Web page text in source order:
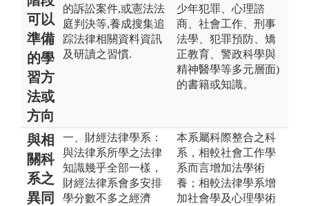
可以
準備
的學
習方
法或
方向
的訴訟案件,或憲法法
庭判決等,養成搜集追
踪法律相關資料資訊
及研讀之習慣.
少年犯罪、心理諮
商、社會工作、刑事
法學、犯罪預防、矯
正教育、警政科學與
精神醫學等多元層面)
的書籍或知識。
與相
關科
系之
異同
一、財經法律學系：
與法律系所學之法律
知識幾乎全部一樣，
財經法律系會多安排
學分數不多之經濟
本系屬科際整合之科
系，相較社會工作學
系而言增加法學術
養；相較法律學系增
加社會學及心理學術